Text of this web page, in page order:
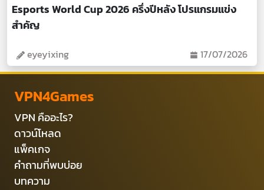
Esports World Cup 2026 ครึ่งปีหลัง โปรแกรมแข่ง
สำคัญ
eyeyixing 17/07/2026
VPN4Games
VPN คืออะไร?
ดาวน์โหลด
แพ็คเกจ
คำถามที่พบบ่อย
บทความ